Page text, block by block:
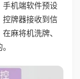
手机端软件预设
控牌器接收到信
麻将机洗牌、